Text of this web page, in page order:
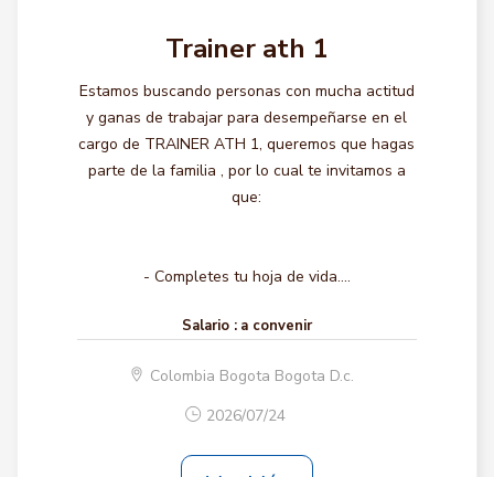
Trainer ath 1
Estamos buscando personas con mucha actitud
y ganas de trabajar para desempeñarse en el
cargo de TRAINER ATH 1, queremos que hagas
parte de la familia , por lo cual te invitamos a
que:
- Completes tu hoja de vida....
Salario : a convenir
Colombia Bogota Bogota D.c.
2026/07/24